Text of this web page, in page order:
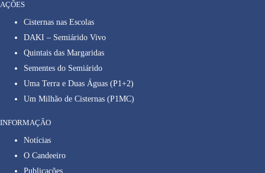
AÇÕES
Cisternas nas Escolas
DAKI – Semiárido Vivo
Quintais das Margaridas
Sementes do Semiárido
Uma Terra e Duas Águas (P1+2)
Um Milhão de Cisternas (P1MC)
INFORMAÇÃO
Notícias
O Candeeiro
Publicações